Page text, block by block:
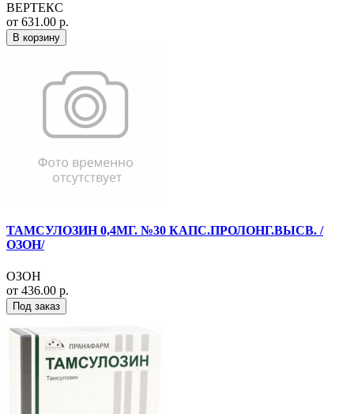
ВЕРТЕКС
от 631.00 р.
В корзину
ТАМСУЛОЗИН 0,4МГ. №30 КАПС.ПРОЛОНГ.ВЫСВ. /
ОЗОН/
ОЗОН
от 436.00 р.
Под заказ